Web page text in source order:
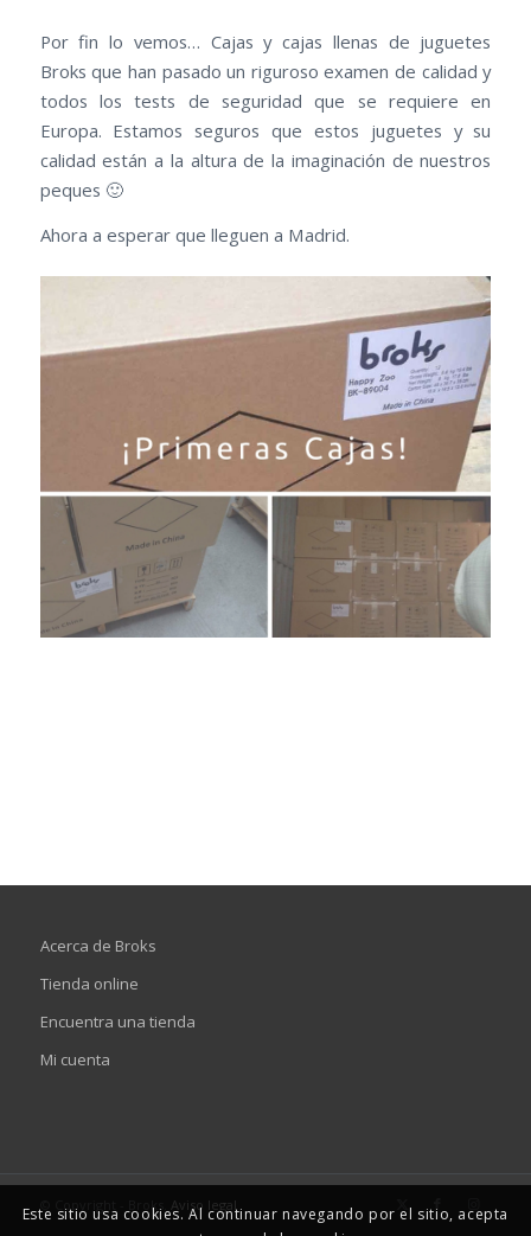
Por fin lo vemos… Cajas y cajas llenas de juguetes
Broks que han pasado un riguroso examen de calidad y
todos los tests de seguridad que se requiere en
Europa. Estamos seguros que estos juguetes y su
calidad están a la altura de la imaginación de nuestros
peques 🙂
Ahora a esperar que lleguen a Madrid.
Acerca de Broks
Tienda online
Encuentra una tienda
Mi cuenta
© Copyright - Broks. Aviso legal
Este sitio usa cookies. Al continuar navegando por el sitio, acepta